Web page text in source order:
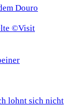
Douro
lohnt sich nicht